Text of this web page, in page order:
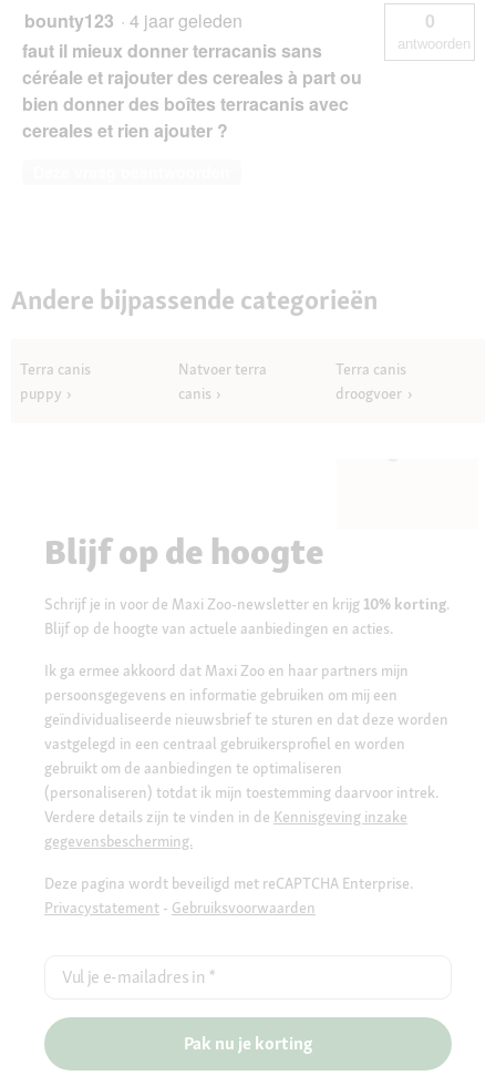
bounty123 · 4 jaar geleden
faut il mieux donner terracanis sans
céréale et rajouter des cereales à part ou
bien donner des boîtes terracanis avec
cereales et rien ajouter ?
0
antwoorden
Andere bijpassende categorieën
Terra canis
puppy
Natvoer terra
canis
Terra canis
droogvoer
Blijf op de hoogte
Schrijf je in voor de Maxi Zoo-newsletter en krijg 10% korting.
Blijf op de hoogte van actuele aanbiedingen en acties.
Ik ga ermee akkoord dat Maxi Zoo en haar partners mijn
persoonsgegevens en informatie gebruiken om mij een
geïndividualiseerde nieuwsbrief te sturen en dat deze worden
vastgelegd in een centraal gebruikersprofiel en worden
gebruikt om de aanbiedingen te optimaliseren
(personaliseren) totdat ik mijn toestemming daarvoor intrek.
Verdere details zijn te vinden in de Kennisgeving inzake
gegevensbescherming.
Deze pagina wordt beveiligd met reCAPTCHA Enterprise.
Privacystatement - Gebruiksvoorwaarden
Vul je e-mailadres in *
Pak nu je korting